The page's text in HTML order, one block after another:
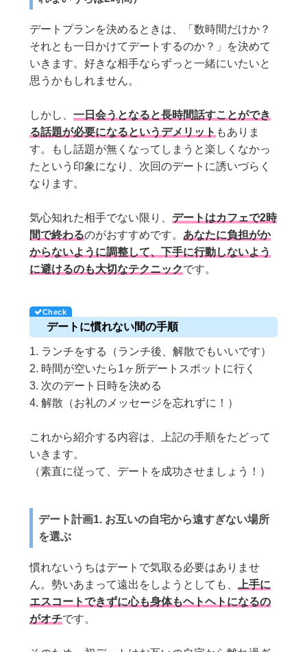
デートプランを決めるときは、「数時間だけか？
それとも一日かけてデートするのか？」を決めて
いきます。好きな相手ならずっと一緒にいたいと
思うかもしれません。
しかし、一日会うとなると長時間話すことができ
る話題が必要になるというデメリット もありま
す。もし話題が無くなってしまうと楽しくなかっ
たという印象になり、次回のデートに誘いづらく
なります。
気心知れた相手でない限り、 デートはカフェで2時
間で終わるのがおすすめです。 あなたに負担がか
からないように調整して、下手に行動しないよう
に避けるのも大切なテクニックです。
デートに慣れない間の手順
1. ランチをする（ランチ後、解散でもいいです）
2. 時間が空いたら1ヶ所デートスポットに行く
3. 次のデート日時を決める
4. 解散（お礼のメッセージを忘れずに！）
これから紹介する内容は、上記の手順をたどって
いきます。
（素直に従って、デートを成功させましょう！）
デート計画1. お互いの自宅から遠すぎない場所
を選ぶ
慣れないうちはデートで気取る必要はありませ
ん。勢いあまって遠出をしようとしても、
上手に
エスコートできずに心も身体もヘトヘトになるの
がオチです。